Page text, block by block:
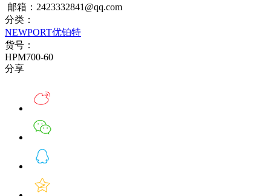
邮箱：2423332841@qq.com
分类：
NEWPORT优铂特
货号：
HPM700-60
分享